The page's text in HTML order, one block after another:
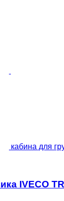
кабина для
IVECO